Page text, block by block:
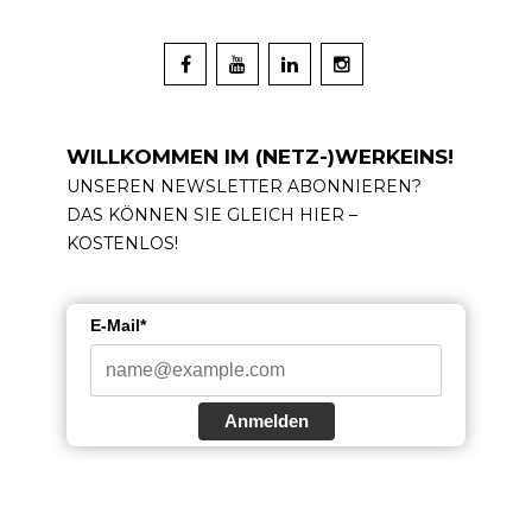
WILLKOMMEN IM (NETZ-)WERKEINS!
UNSEREN NEWSLETTER ABONNIEREN?
DAS KÖNNEN SIE GLEICH HIER –
KOSTENLOS!
E-Mail*
Anmelden